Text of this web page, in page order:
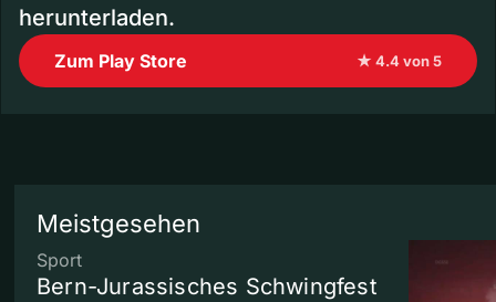
herunterladen.
Zum Play Store ★ 4.4 von 5
Meistgesehen
Sport
Bern-Jurassisches Schwingfest